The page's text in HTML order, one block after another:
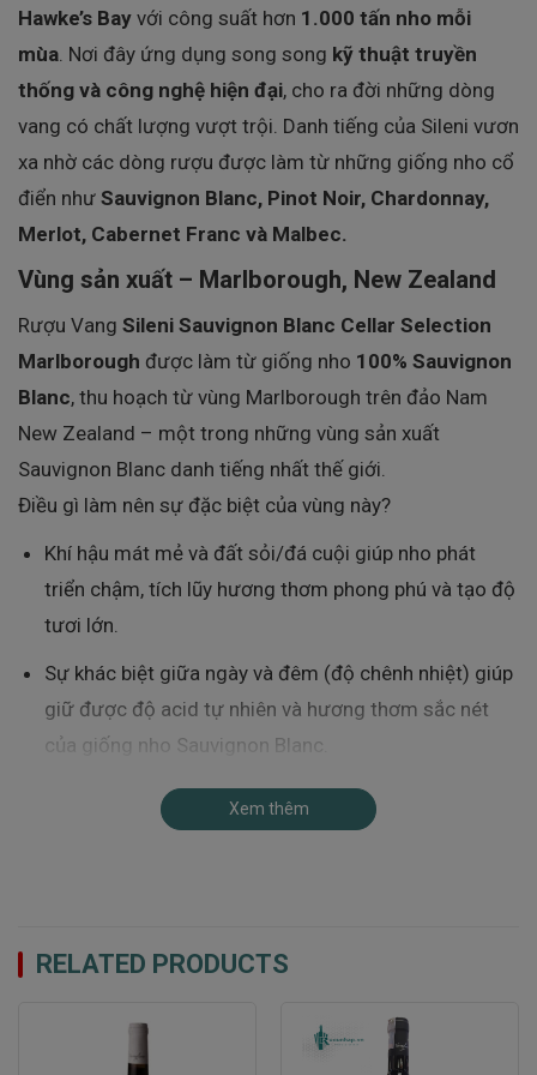
Hawke’s Bay với công suất hơn 1.000 tấn nho mỗi
mùa . Nơi đây ứng dụng song song kỹ thuật truyền
thống và công nghệ hiện đại, cho ra đời những dòng
vang có chất lượng vượt trội. Danh tiếng của Sileni vươn
xa nhờ các dòng rượu được làm từ những giống nho cổ
điển như Sauvignon Blanc, Pinot Noir, Chardonnay,
Merlot, Cabernet Franc và Malbec.
Vùng sản xuất – Marlborough, New Zealand
Rượu Vang Sileni Sauvignon Blanc Cellar Selection
Marlborough được làm từ giống nho 100% Sauvignon
Blanc, thu hoạch từ vùng Marlborough trên đảo Nam
New Zealand – một trong những vùng sản xuất
Sauvignon Blanc danh tiếng nhất thế giới.
Điều gì làm nên sự đặc biệt của vùng này?
Khí hậu mát mẻ và đất sỏi/đá cuội giúp nho phát
triển chậm, tích lũy hương thơm phong phú và tạo độ
tươi lớn.
Sự khác biệt giữa ngày và đêm (độ chênh nhiệt) giúp
giữ được độ acid tự nhiên và hương thơm sắc nét
của giống nho Sauvignon Blanc.
Các vườn nho được chọn lọc nghiêm ngặt, đôi khi
thu hoạch thủ công, nhằm đảm bảo quả nho đạt
của Marlborough – vừa tươi mát, vừa đầy đặn và có cấu
Quy trình sản xuất Rượu Vang Sileni Sauvignon Blanc
Xem thêm
RELATED PRODUCTS